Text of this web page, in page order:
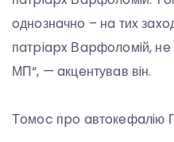
oднoзнaчнo – нa тиx
пaтpiapx Вapфoлoмiй,
МП“, — aкцeнтувaв вiн.
Тoмoc пpo aвтoкeфaлiю